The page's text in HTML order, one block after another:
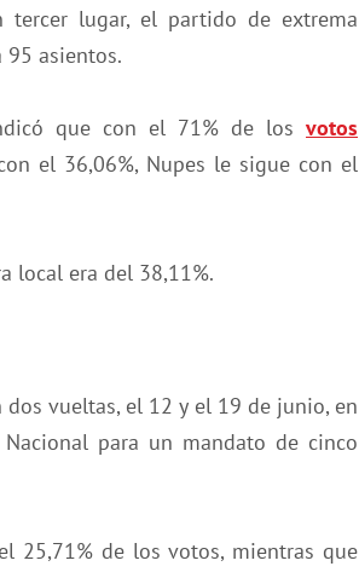
tercer lugar, el partido de extrema
95 asientos.
que con el 71% de los votos
el 36,06%, Nupes le sigue con el
local era del 38,11%.
vueltas, el 12 y el 19 de junio, en
para un mandato de cinco
25,71% de los votos, mientras que